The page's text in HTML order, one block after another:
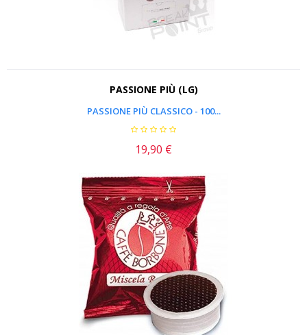
PASSIONE PIÙ (LG)
PASSIONE PIÙ CLASSICO - 100...
Prezzo
19,90 €